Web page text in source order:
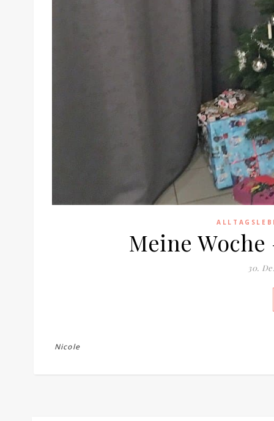
Meine
30.
Nicole